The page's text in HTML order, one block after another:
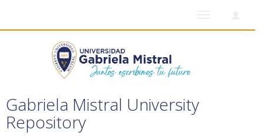
Gabriela Mistral University
Repository